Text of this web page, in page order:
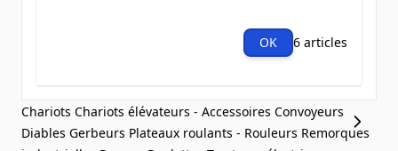
OK 6 articles
Chariots Chariots élévateurs - Accessoires Convoyeurs
Diables Gerbeurs Plateaux roulants - Rouleurs Remorques